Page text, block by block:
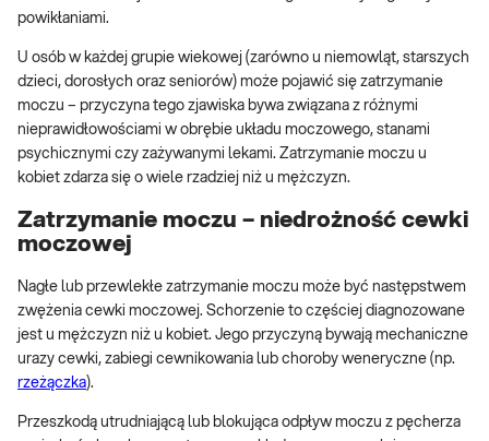
powikłaniami.
U osób w każdej grupie wiekowej (zarówno u niemowląt, starszych
dzieci, dorosłych oraz seniorów) może pojawić się zatrzymanie
moczu – przyczyna tego zjawiska bywa związana z różnymi
nieprawidłowościami w obrębie układu moczowego, stanami
psychicznymi czy zażywanymi lekami. Zatrzymanie moczu u
kobiet zdarza się o wiele rzadziej niż u mężczyzn.
Zatrzymanie moczu – niedrożność cewki
moczowej
Nagłe lub przewlekłe zatrzymanie moczu może być następstwem
zwężenia cewki moczowej. Schorzenie to częściej diagnozowane
jest u mężczyzn niż u kobiet. Jego przyczyną bywają mechaniczne
urazy cewki, zabiegi cewnikowania lub choroby weneryczne (np.
rzeżączka).
Przeszkodą utrudniającą lub blokująca odpływ moczu z pęcherza